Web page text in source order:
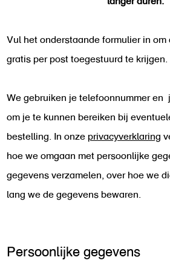
Vul het onderstaande formulier in
gratis per post toegestuurd te krijgen.
We gebruiken je telefoonnummer en
om je te kunnen bereiken bij
bestelling. In onze privacyverklaring
hoe we omgaan met persoonlijke
gegevens verzamelen, over hoe we
lang we de gegevens bewaren.
Persoonlijke gegevens